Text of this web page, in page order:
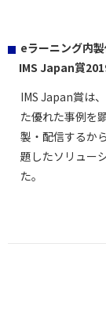
eラーニング内
IMS Japan賞
IMS Japan賞は
た優れた事例を
製・配信するか
題したソリュー
た。